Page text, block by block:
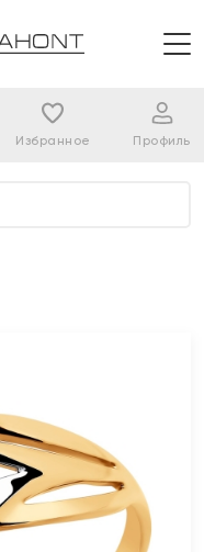
Избранное Профиль